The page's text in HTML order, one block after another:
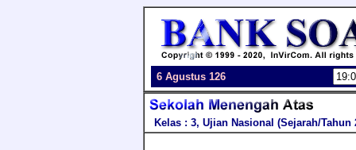
6 Agustus 126
Kelas : 3, Ujian Nasional (Sejarah/Tahun